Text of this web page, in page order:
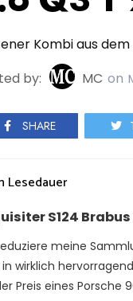
Kombi aus dem
by:
MC on
SHARE
Lesedauer
S124
meine
in wirklich
Preis eines Porsche